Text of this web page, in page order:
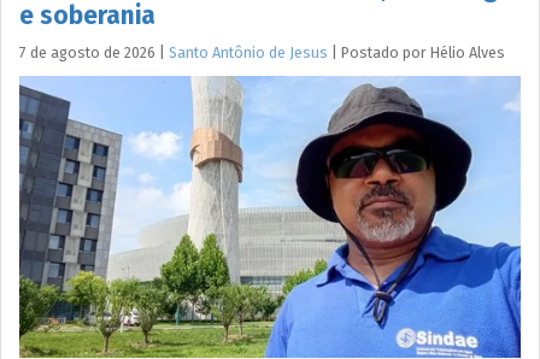
e soberania
7 de agosto de 2026 Santo Antônio de Jesus Postado por Hélio Alves